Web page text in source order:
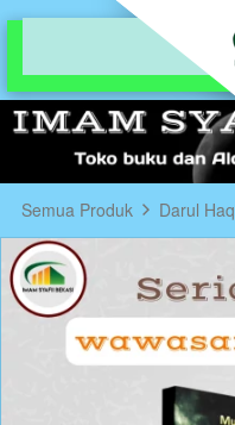
Semua Produk Darul Haq